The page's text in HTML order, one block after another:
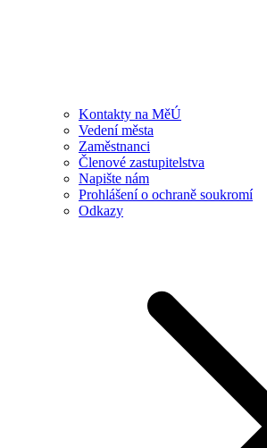
Kontakty na MěÚ
Vedení města
Zaměstnanci
Členové zastupitelstva
Napište nám
Prohlášení o ochraně soukromí
Odkazy